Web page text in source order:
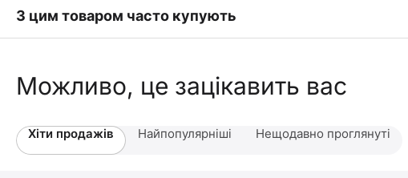
З цим товаром часто купують
Можливо, це зацікавить вас
Хіти продажів Найпопулярніші Нещодавно проглянуті